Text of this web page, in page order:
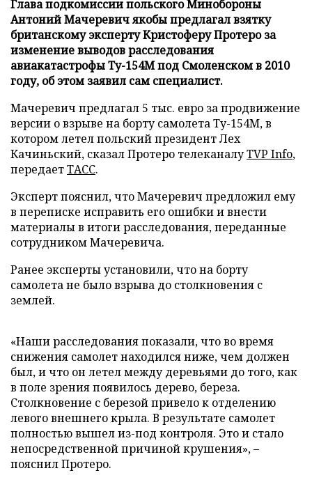
Глава подкомиссии польского Минобороны
Антоний Мачеревич якобы предлагал взятку
британскому эксперту Кристоферу Протеро за
изменение выводов расследования
авиакатастрофы Ту-154М под Смоленском в 2010
году, об этом заявил сам специалист.
Мачеревич предлагал 5 тыс. евро за продвижение
версии о взрыве на борту самолета Ту-154М, в
котором летел польский президент Лех
Качиньский, сказал Протеро телеканалуTVP Info,
передаетТАСС.
Эксперт пояснил, что Мачеревич предложил ему
в переписке исправить его ошибки и внести
материалы в итоги расследования, переданные
сотрудником Мачеревича.
Ранее эксперты установили, что на борту
самолета не было взрыва до столкновения с
землей.
«Наши расследования показали, что во время
снижения самолет находился ниже, чем должен
был, и что он летел между деревьями до того, как
в поле зрения появилось дерево, береза.
Столкновение с березой привело к отделению
левого внешнего крыла. В результате самолет
полностью вышел из-под контроля. Это и стало
непосредственной причиной крушения», –
пояснил Протеро.